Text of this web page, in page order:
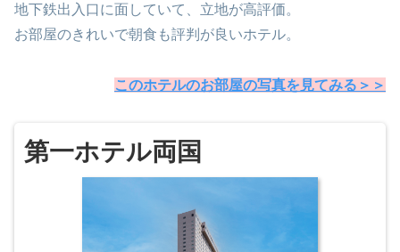
地下鉄出入口に面していて、立地が高評価。
お部屋のきれいで朝食も評判が良いホテル。
このホテルのお部屋の写真を見てみる＞＞
第一ホテル両国